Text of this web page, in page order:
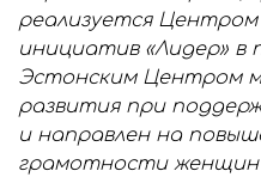
реализуется Центром
инициатив «Лидер» в
Эстонским Центром
развития при
и направлен на
грамотности женщин